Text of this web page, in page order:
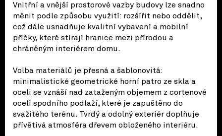
Vnitřní a vnější prostorové vazby budovy lze snadno
měnit podle způsobu využití: rozšířit nebo oddělit,
což dále usnadňuje kvalitní vybavení a mobilní
příčky, které stírají hranice mezi přírodou a
chráněným interiérem domu.
Volba materiálů je přesná a šablonovitá:
minimalistické geometrické horní patro ze skla a
oceli se vznáší nad zataženým objemem z cortenové
oceli spodního podlaží, které je zapuštěno do
svažitého terénu. Tvrdý a odolný exteriér doplňuje
přívětivá atmosféra dřevem obloženého interiéru.